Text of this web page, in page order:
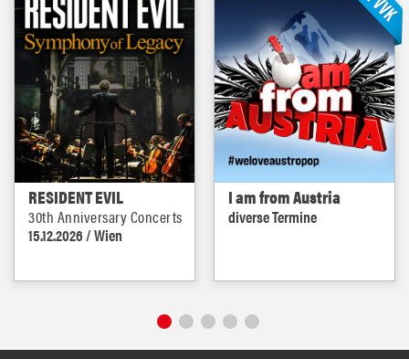
RESIDENT EVIL
30th Anniversary Concerts
15.12.2026 / Wien
I am from Austria
diverse Termine